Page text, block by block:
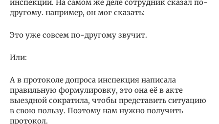
инспекции. На самом же деле сотрудник сказал по-
другому. например, он мог сказать:
Это уже совсем по-другому звучит.
Или:
А в протоколе допроса инспекция написала
правильную формулировку, это она её в акте
выездной сократила, чтобы представить ситуацию
в свою пользу. Поэтому нам нужно получить
протокол.